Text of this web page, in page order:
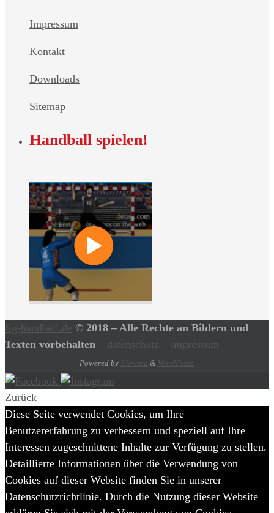
Impressum
Kontakt
Downloads
Sitemap
Handball spielen!
ftg-handball.de © 2018 – Alle Rechte an Bildern und
Texten vorbehalten – datenschutz – impressum
Powered by Nirvana & WordPress.
Zurück
Diese Seite verwendet Cookies, um Ihre
Benutzererfahrung zu verbessern und speziell auf Ihre
Interessen zugeschnittene Inhalte zur Verfügung zu stellen.
Detaillierte Informationen über die Verwendung von
Cookies auf dieser Website finden Sie in unserer
Datenschutzrichtlinie. Durch die Nutzung dieser Website